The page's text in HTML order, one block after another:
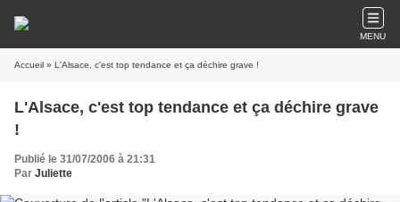
MENU
Accueil » L'Alsace, c'est top tendance et ça déchire grave !
L'Alsace, c'est top tendance et ça déchire grave
!
Publié le 31/07/2006 à 21:31
Par Juliette